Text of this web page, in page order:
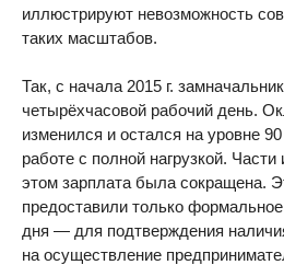
иллюстрируют невозможность
таких масштабов.
Так, с начала 2015 г.
четырёхчасовой рабочий день.
изменился и остался на уровне
работе с полной нагрузкой.
этом зарплата была сокращена.
предоставили только
дня — для подтверждения
на осуществление